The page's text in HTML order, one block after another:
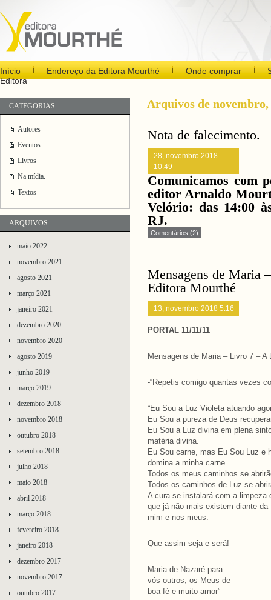
Início Endereço da Editora Mourthé Onde comprar
Editora
CATEGORIAS
Autores
Eventos
Livros
Na mídia.
Textos
ARQUIVOS
maio 2022
novembro 2021
agosto 2021
março 2021
janeiro 2021
dezembro 2020
novembro 2020
agosto 2019
junho 2019
março 2019
dezembro 2018
novembro 2018
outubro 2018
setembro 2018
julho 2018
maio 2018
abril 2018
março 2018
fevereiro 2018
janeiro 2018
dezembro 2017
novembro 2017
outubro 2017
Arquivos de novembro,
Nota de falecimento.
28, novembro 2018
10:49
Comunicamos com
editor Arnaldo
Velório: das 14:00
RJ.
Comentários (2)
Mensagens de Maria
Editora Mourthé
13, novembro 2018 5:16
PORTAL 11/11/11
Mensagens de Maria – Livro 7 –
-“Repetis comigo quantas vezes
“Eu Sou a Luz Violeta atuando
Eu Sou a pureza de Deus
Eu Sou a Luz divina em plena
matéria divina.
Eu Sou carne, mas Eu Sou Luz e
domina a minha carne.
Todos os meus caminhos se
Todos os caminhos de Luz se
A cura se instalará com a limpeza
que já não mais existem diante
mim e nos meus.
Que assim seja e será!
Maria de Nazaré para
vós outros, os Meus de
boa fé e muito amor”